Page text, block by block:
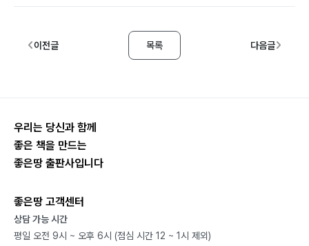
이전글 목록 다음글
우리는 당신과 함께
좋은 책을 만드는
좋은땅 출판사입니다
좋은땅 고객센터
상담 가능 시간
평일 오전 9시 ~ 오후 6시 (점심 시간 12 ~ 1시 제외)